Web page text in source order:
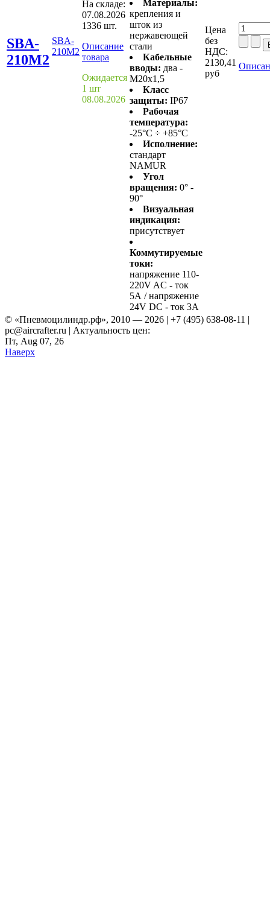
SBA-
210M2
SBA-
210M2
На складе:
07.08.2026
1336 шт.
Описание
товара
Ожидается
1 шт
08.08.2026
Материалы:
крепления и
шток из
нержавеющей
стали
Кабельные
вводы: два -
M20x1,5
Класс
защиты: IP67
Рабочая
температура:
-25°C ÷ +85°C
Исполнение:
стандарт
NAMUR
Угол
вращения: 0° -
90°
Визуальная
индикация:
присутствует
Коммутируемые
токи:
напряжение 110-
220V AC - ток
5А / напряжение
24V DC - ток 3А
Цена
без
НДС:
2130,41
руб
© «Пневмоцилиндр.рф», 2010 — 2026 | +7 (495) 638-08-11 |
pc@aircrafter.ru | Актуальность цен:
Пт, Aug 07, 26
Наверх